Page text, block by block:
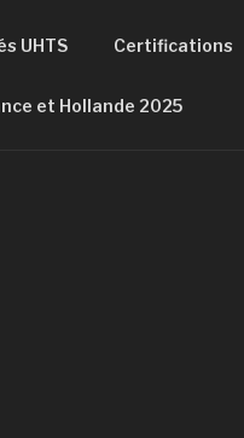
UHTS Certifications
et Hollande 2025